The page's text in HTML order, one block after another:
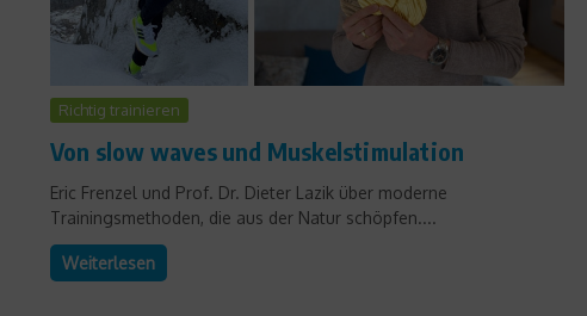
Richtig trainieren
Von slow waves und Muskelstimulation
Eric Frenzel und Prof. Dr. Dieter Lazik über moderne
Trainingsmethoden, die aus der Natur schöpfen....
Weiterlesen